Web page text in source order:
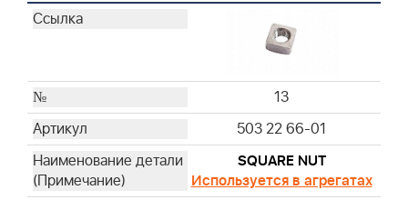
13
503 22 66-01
SQUARE NUT
Используется в агрегатах